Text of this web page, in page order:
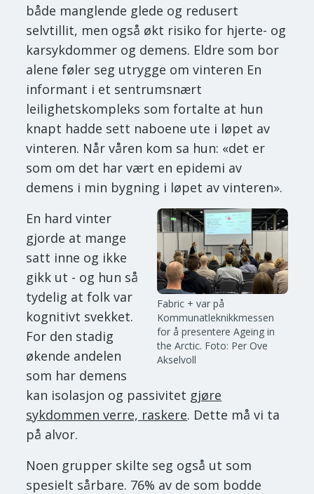
både manglende glede og redusert
selvtillit, men også økt risiko for hjerte- og
karsykdommer og demens. Eldre som bor
alene føler seg utrygge om vinteren En
informant i et sentrumsnært
leilighetskompleks som fortalte at hun
knapt hadde sett naboene ute i løpet av
vinteren. Når våren kom sa hun: «det er
som om det har vært en epidemi av
demens i min bygning i løpet av vinteren».
Fabric + var på
Kommunatleknikkmessen
for å presentere Ageing in
the Arctic. Foto: Per Ove
Akselvoll
En hard vinter
gjorde at mange
satt inne og ikke
gikk ut - og hun så
tydelig at folk var
kognitivt svekket.
For den stadig
økende andelen
som har demens
kan isolasjon og passivitet gjøre
sykdommen verre, raskere. Dette må vi ta
på alvor.
Noen grupper skilte seg også ut som
spesielt sårbare. 76% av de som bodde